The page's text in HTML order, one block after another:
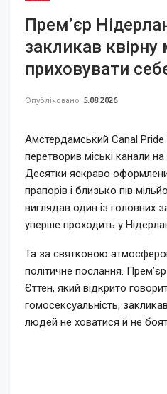
Прем’єр
закликав
приховувати
Опубліковано 5.08.2026
Амстердамський Canal
перетворив міські канали
Десятки яскраво
прапорів і близько пів
виглядав один із головних
уперше проходить у
Та за святковою
політичне послання.
Єттен, який відкрито
гомосексуальність,
людей не ховатися й не